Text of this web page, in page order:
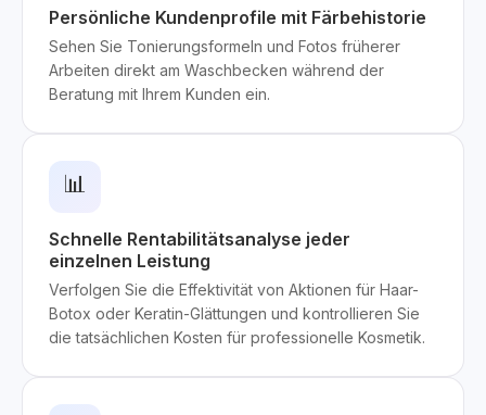
Persönliche Kundenprofile mit Färbehistorie
Sehen Sie Tonierungsformeln und Fotos früherer
Arbeiten direkt am Waschbecken während der
Beratung mit Ihrem Kunden ein.
📊
Schnelle Rentabilitätsanalyse jeder
einzelnen Leistung
Verfolgen Sie die Effektivität von Aktionen für Haar-
Botox oder Keratin-Glättungen und kontrollieren Sie
die tatsächlichen Kosten für professionelle Kosmetik.